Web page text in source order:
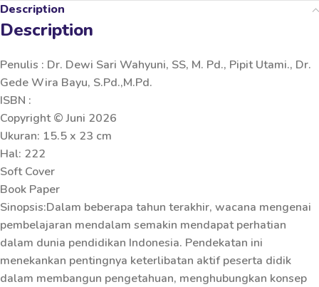
Description
Description
Penulis : Dr. Dewi Sari Wahyuni, SS, M. Pd., Pipit Utami., Dr.
Gede Wira Bayu, S.Pd.,M.Pd.
ISBN :
Copyright © Juni 2026
Ukuran: 15.5 x 23 cm
Hal: 222
Soft Cover
Book Paper
Sinopsis:Dalam beberapa tahun terakhir, wacana mengenai
pembelajaran mendalam semakin mendapat perhatian
dalam dunia pendidikan Indonesia. Pendekatan ini
menekankan pentingnya keterlibatan aktif peserta didik
dalam membangun pengetahuan, menghubungkan konsep